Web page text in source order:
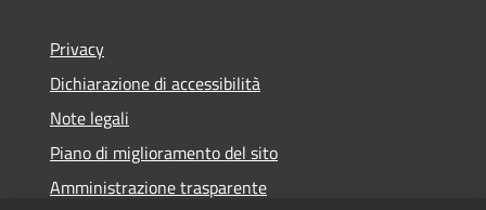
Privacy
Dichiarazione di accessibilità
Note legali
Piano di miglioramento del sito
Amministrazione trasparente